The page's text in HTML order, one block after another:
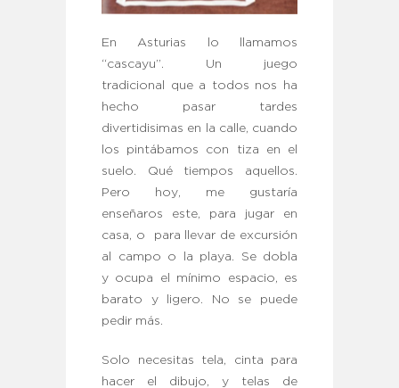
En Asturias lo llamamos
“cascayu”. Un juego
tradicional que a todos nos ha
hecho pasar tardes
divertidisimas en la calle, cuando
los pintábamos con tiza en el
suelo. Qué tiempos aquellos.
Pero hoy, me gustaría
enseñaros este, para jugar en
casa, o para llevar de excursión
al campo o la playa. Se dobla
y ocupa el mínimo espacio, es
barato y ligero. No se puede
pedir más.
Solo necesitas tela, cinta para
hacer el dibujo, y telas de